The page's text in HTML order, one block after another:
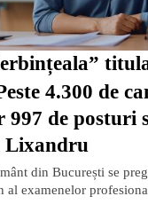
4.300 de
997 de posturi
Lixandru
din București se
al examenelor